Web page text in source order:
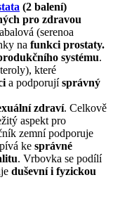
(2 balení)
pro zdravou
(serenoa
na funkci prostaty.
systému.
které
a podporujísprávný
zdraví. Celkově
aspekt pro
zemní podporuje
ke správné
. Vrbovka se podílí
duševní i fyzickou